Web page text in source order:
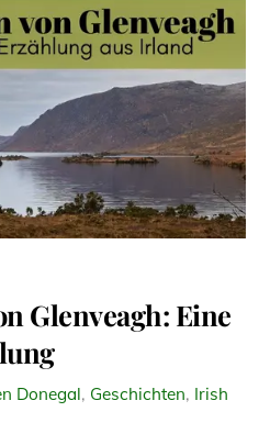
Glenveagh: Eine
Donegal, Geschichten, Irish